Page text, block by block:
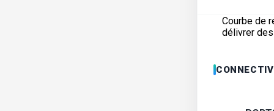
Courbe de
délivrer